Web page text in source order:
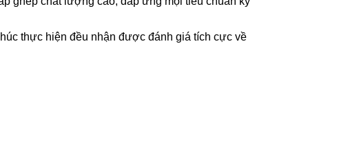
thực hiện đều nhận được đánh giá tích cực về